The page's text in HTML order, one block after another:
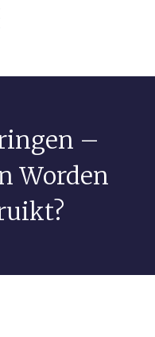
–
Worden